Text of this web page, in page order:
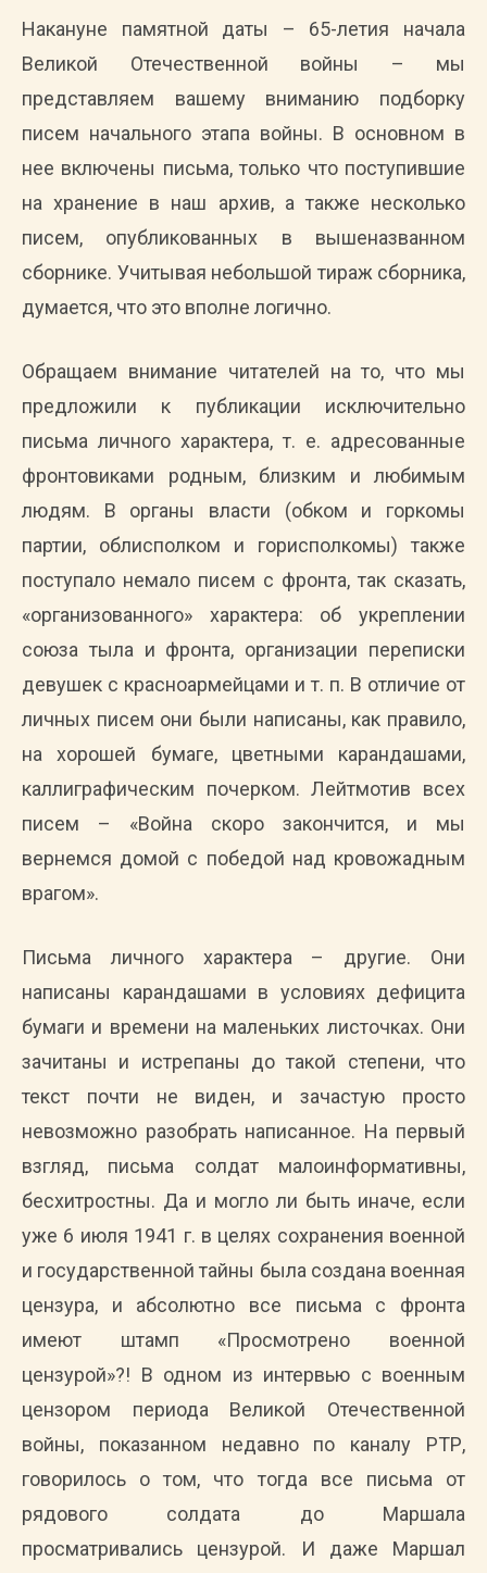
Накануне памятной даты – 65-летия начала
Великой Отечественной войны – мы
представляем вашему вниманию подборку
писем начального этапа войны. В основном в
нее включены письма, только что поступившие
на хранение в наш архив, а также несколько
писем, опубликованных в вышеназванном
сборнике. Учитывая небольшой тираж сборника,
думается, что это вполне логично.
Обращаем внимание читателей на то, что мы
предложили к публикации исключительно
письма личного характера, т. е. адресованные
фронтовиками родным, близким и любимым
людям. В органы власти (обком и горкомы
партии, облисполком и горисполкомы) также
поступало немало писем с фронта, так сказать,
«организованного» характера: об укреплении
союза тыла и фронта, организации переписки
девушек с красноармейцами и т. п. В отличие от
личных писем они были написаны, как правило,
на хорошей бумаге, цветными карандашами,
каллиграфическим почерком. Лейтмотив всех
писем – «Война скоро закончится, и мы
вернемся домой с победой над кровожадным
врагом».
Письма личного характера – другие. Они
написаны карандашами в условиях дефицита
бумаги и времени на маленьких листочках. Они
зачитаны и истрепаны до такой степени, что
текст почти не виден, и зачастую просто
невозможно разобрать написанное. На первый
взгляд, письма солдат малоинформативны,
бесхитростны. Да и могло ли быть иначе, если
уже 6 июля 1941 г. в целях сохранения военной
и государственной тайны была создана военная
цензура, и абсолютно все письма с фронта
имеют штамп «Просмотрено военной
цензурой»?! В одном из интервью с военным
цензором периода Великой Отечественной
войны, показанном недавно по каналу РТР,
говорилось о том, что тогда все письма от
рядового солдата до Маршала
просматривались цензурой. И даже Маршал